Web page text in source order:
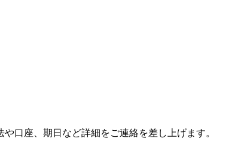
口座、期日など詳細をご連絡を差し上げます。